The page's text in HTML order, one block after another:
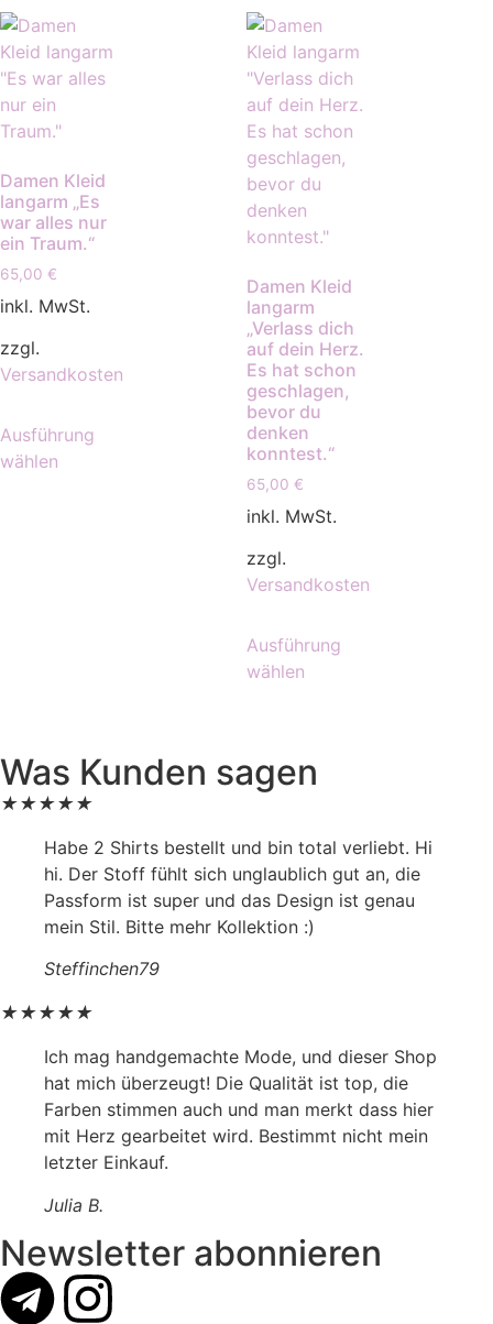
Damen Kleid
langarm „Es
war alles nur
ein Traum.“
65,00 €
inkl. MwSt.
zzgl.
Versandkosten
Ausführung
wählen
Damen Kleid
langarm
„Verlass dich
auf dein Herz.
Es hat schon
geschlagen,
bevor du
denken
konntest.“
65,00 €
inkl. MwSt.
zzgl.
Versandkosten
Ausführung
wählen
Was Kunden sagen
★★★★★
Habe 2 Shirts bestellt und bin total verliebt. Hi
hi. Der Stoff fühlt sich unglaublich gut an, die
Passform ist super und das Design ist genau
mein Stil. Bitte mehr Kollektion :)
Steffinchen79
★★★★★
Ich mag handgemachte Mode, und dieser Shop
hat mich überzeugt! Die Qualität ist top, die
Farben stimmen auch und man merkt dass hier
mit Herz gearbeitet wird. Bestimmt nicht mein
letzter Einkauf.
Julia B.
Newsletter abonnieren